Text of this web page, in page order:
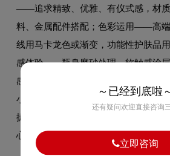
——追求精致、优雅、有仪式感，材
料、金属配件搭配；色彩运用——高
线用马卡龙色或渐变，功能性护肤品
感体验——瓶身磨砂处理、软触感涂
感；信息排版——简洁大方，突出品
小字规范标注；结构设计——注重泵
捷性；开盒体验——内衬、丝带、说
心。
～已经到底啦
还有疑问欢迎直接咨询
立即咨询